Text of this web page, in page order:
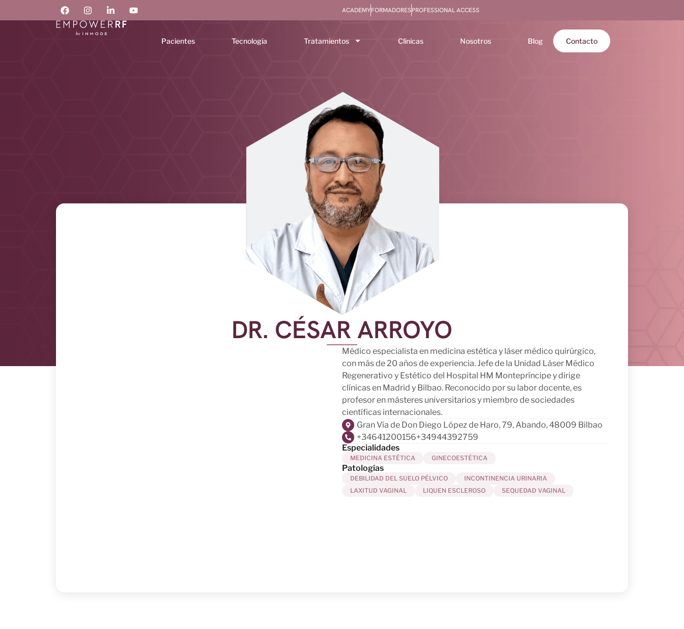
ACADEMYFORMADORESPROFESSIONAL ACCESS
Pacientes Tecnología Tratamientos Clínicas Nosotros Blog Contacto
DR. CÉSAR ARROYO
Médico especialista en medicina estética y láser médico quirúrgico,
con más de 20 años de experiencia. Jefe de la Unidad Láser Médico
Regenerativo y Estético del Hospital HM Montepríncipe y dirige
clínicas en Madrid y Bilbao. Reconocido por su labor docente, es
profesor en másteres universitarios y miembro de sociedades
científicas internacionales.
Gran Vía de Don Diego López de Haro, 79, Abando, 48009 Bilbao
+34641200156+34944392759
Especialidades
MEDICINA ESTÉTICA GINECOESTÉTICA
Patologías
DEBILIDAD DEL SUELO PÉLVICO
INCONTINENCIA URINARIA
LAXITUD VAGINAL
LIQUEN ESCLEROSO SEQUEDAD VAGINAL